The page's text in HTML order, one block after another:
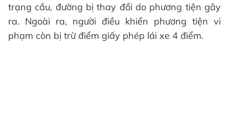
trạng cầu, đường bị thay đổi do phương tiện gây
ra. Ngoài ra, người điều khiển phương tiện vi
phạm còn bị trừ điểm giấy phép lái xe 4 điểm.